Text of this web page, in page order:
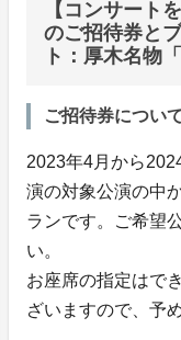
【コンサート
のご招待券と
ト：厚木名物
ご招待券につい
2023年4月から
演の対象公演の中
ランです。ご希望
い。
お座席の指定はで
ざいますので、予